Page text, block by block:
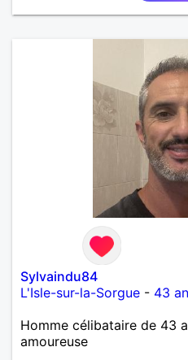
Sylvaindu84
L'Isle-sur-la-Sorgue - 43
Homme célibataire de 43
amoureuse